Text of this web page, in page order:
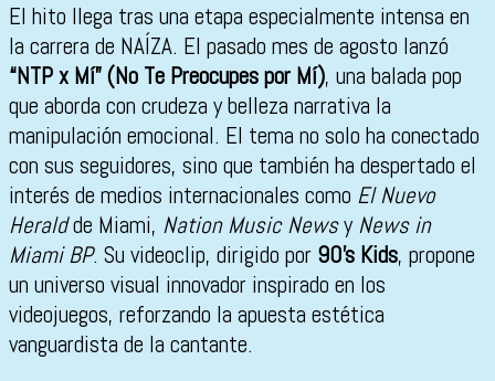
El hito llega tras una etapa especialmente intensa en
la carrera de NAÍZA. El pasado mes de agosto lanzó
“NTP x Mí” (No Te Preocupes por Mí), una balada pop
que aborda con crudeza y belleza narrativa la
manipulación emocional. El tema no solo ha conectado
con sus seguidores, sino que también ha despertado el
interés de medios internacionales como El Nuevo
Heraldde Miami, Nation Music NewsyNews in
Miami BP. Su videoclip, dirigido por 90’s Kids, propone
un universo visual innovador inspirado en los
videojuegos, reforzando la apuesta estética
vanguardista de la cantante.